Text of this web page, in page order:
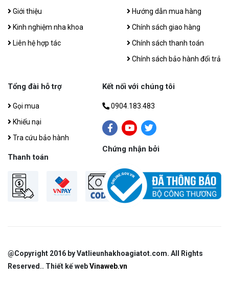
Giới thiệu
Kinh nghiệm nha khoa
Liên hệ hợp tác
Hướng dẫn mua hàng
Chính sách giao hàng
Chính sách thanh toán
Chính sách bảo hành đổi trả
Tổng đài hỗ trợ
Gọi mua
Khiếu nại
Tra cứu bảo hành
Thanh toán
Kết nối với chúng tôi
0904.183.483
Chứng nhận bởi
@Copyright 2016 by Vatlieunhakhoagiatot.com​. All Rights
Reserved.. Thiết kế webVinaweb.vn